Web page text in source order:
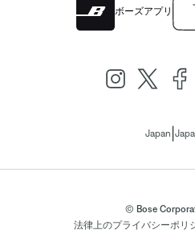
ボーズアプリ
Japan
© Bose
法律上のプライバシーポリ